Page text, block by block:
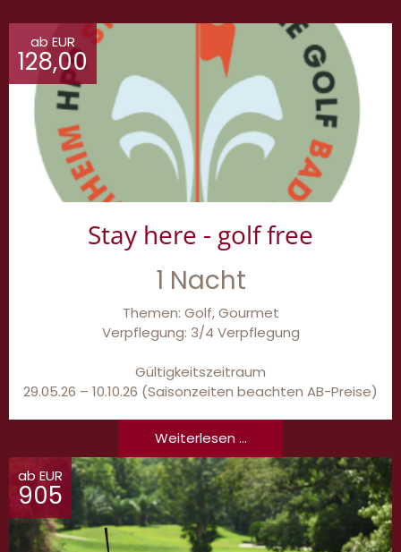
ab EUR
128,00
Stay here - golf free
1 Nacht
Themen: Golf, Gourmet
Verpflegung: 3/4 Verpflegung
Gültigkeitszeitraum
29.05.26 – 10.10.26 (Saisonzeiten beachten AB-Preise)
Weiterlesen ...
ab EUR
905